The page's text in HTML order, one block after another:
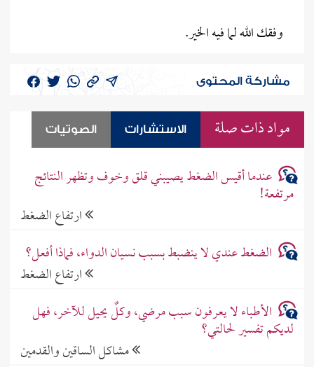
وفقك الله لما فيه الخير.
مشاركة المحتوى
مواد ذات صلة الاستشارات الصوتيات
عندما أقيس الضغط يصيبني قلق وخوف وتظهر النتائج
مرتفعة!
ارتفاع الضغط
الضغط عندي لا ينضبط بسبب نسيان الدواء، فماذا أفعل؟
ارتفاع الضغط
الأطباء لا يعرفون سبب مرضي، وكلٌ يحيل للآخر، فهل
لديكم تفسير لحالتي؟
مشاكل الساقين والقدمين